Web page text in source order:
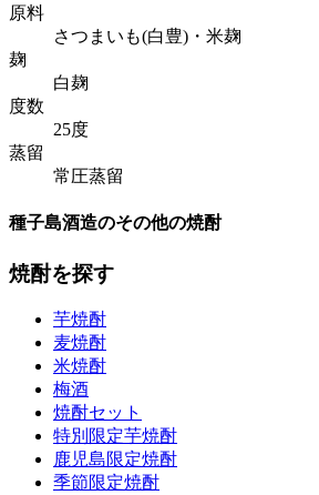
原料
さつまいも(白豊)・米麹
麹
白麹
度数
25度
蒸留
常圧蒸留
種子島酒造のその他の焼酎
焼酎を探す
芋焼酎
麦焼酎
米焼酎
梅酒
焼酎セット
特別限定芋焼酎
鹿児島限定焼酎
季節限定焼酎